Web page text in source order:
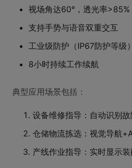
视场角达60°，透光率>85%
支持手势与语音双重交互
工业级防护（IP67防护等级）
8小时持续工作续航
典型应用场景包括：
设备维修指导：自动识别
仓储物流拣选：视觉导航
产线作业指导：实时显示